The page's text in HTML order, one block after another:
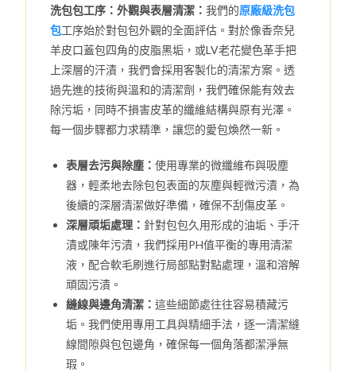
洗包包工序：外觀與表層清潔：我們的原廠級洗包
包工序始於對包包外觀的全面評估。對於像香奈兒
羊皮口蓋包四角的皮脂黑垢，或LV老花變色革手把
上深層的汗漬，我們會採用客製化的清潔方案。透
過先進的技術與溫和的清潔劑，我們確保能有效去
除污垢，同時不損害皮革的纖維結構與原有光澤。
每一個步驟都力求精準，讓您的愛包煥然一新。
表層去污與除塵：使用專業的微纖維布與吸塵
器，輕柔地去除包包表面的灰塵與輕微污漬，為
後續的深層清潔做好準備，確保不刮傷皮革。
深層頑垢處理： 針對包包久用形成的油垢、手汗
漬或陳年污漬，我們採用PH值平衡的專用清潔
液，配合軟毛刷進行局部點對點處理，溫和溶解
頑固污漬。
縫線與邊角清潔：這些細節處往往容易積藏污
垢。我們使用專用工具與精細手法，逐一清潔縫
線間隙與包包邊角，確保每一個角落都潔淨無
瑕。